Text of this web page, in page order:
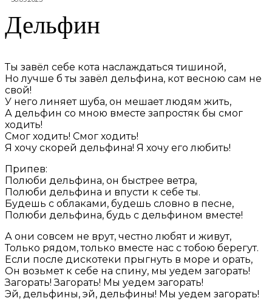
Дельфин
Ты завёл себе кота наслаждаться тишиной,
Но лучше б ты завёл дельфина, кот весною сам не
свой!
У него линяет шуба, он мешает людям жить,
А дельфин со мною вместе запростяк бы смог
ходить!
Смог ходить! Смог ходить!
Я хочу скорей дельфина! Я хочу его любить!
Припев:
Полюби дельфина, он быстрее ветра,
Полюби дельфина и впусти к себе ты.
Будешь с облаками, будешь словно в песне,
Полюби дельфина, будь с дельфином вместе!
А они совсем не врут, честно любят и живут,
Только рядом, только вместе нас с тобою берегут.
Если после дискотеки прыгнуть в море и орать,
Он возьмет к себе на спину, мы уедем загорать!
Загорать! Загорать! Мы уедем загорать!
Эй, дельфины, эй, дельфины! Мы уедем загорать!